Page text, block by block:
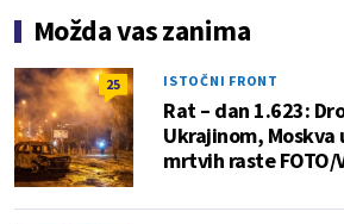
Možda vas zanima
25 ISTOČNI FRONT
Rat – dan 1.623:
Ukrajinom, Moskva
mrtvih raste FOTO/